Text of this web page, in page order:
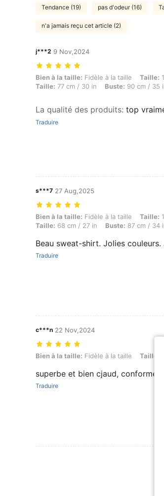
Tendance (19) pas d'odeur (16)
n'a jamais reçu cet article (2)
j***2 9 Nov,2024
Bien à la taille: Fidèle à la taille, Taille: 162
Bien à la taille: Fidèle à la taille Taille:
Taille: 77 cm / 30 in Buste: 90 cm / 35
La qualité des produits: top
Traduire
s***7 27 Aug,2025
Bien à la taille: Fidèle à la taille, Taille: 170
Bien à la taille: Fidèle à la taille Taille:
Taille: 68 cm / 27 in Buste: 87 cm / 34
Beau sweat-shirt. Jolies couleurs.
Traduire
c***n 22 Nov,2024
Bien à la taille: Fidèle à la taille, Taille: 163 cm
Bien à la taille: Fidèle à la taille Taille:
superbe et bien cjaud, conforme
Traduire